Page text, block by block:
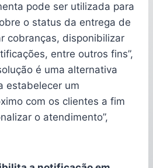
pode ser utilizada para
o status da entrega de
cobranças, disponibilizar
entre outros fins”,
é uma alternativa
estabelecer um
com os clientes a fim
o atendimento”,